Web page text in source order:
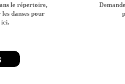
le répertoire,
danses pour
ici.